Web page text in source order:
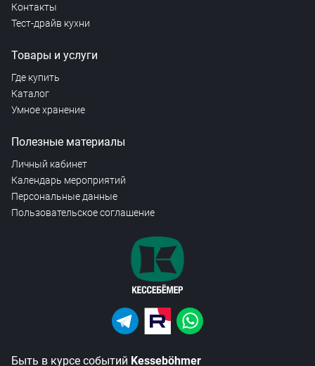
Контакты
Тест-драйв кухни
Товары и услуги
Где купить
Каталог
Умное хранение
Полезные материалы
Личный кабинет
Календарь мероприятий
Персональные данные
Пользовательское соглашение
Быть в курсе событий Kesseböhmer